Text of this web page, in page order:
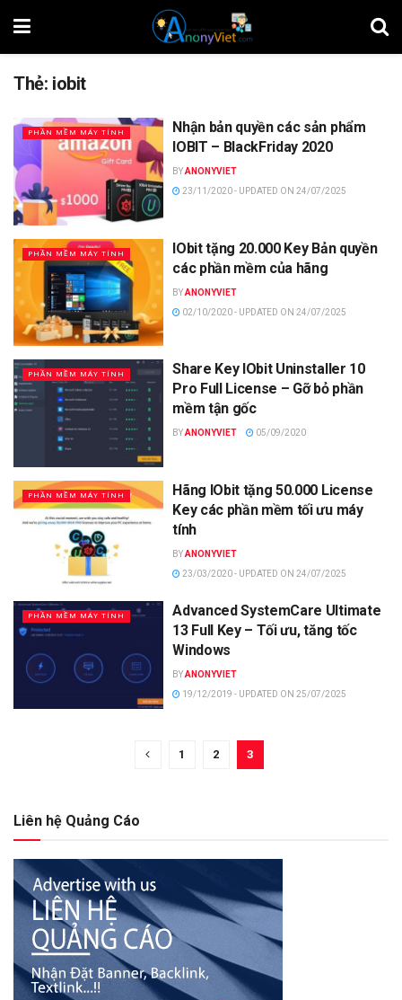
Thẻ: iobit
PHẦN MỀM MÁY TÍNH
Nhận bản quyền các sản phẩm
IOBIT – BlackFriday 2020
BYANONYVIET
23/11/2020 - UPDATED ON 24/07/2025
PHẦN MỀM MÁY TÍNH
IObit tặng 20.000 Key Bản quyền
các phần mềm của hãng
BYANONYVIET
02/10/2020 - UPDATED ON 24/07/2025
PHẦN MỀM MÁY TÍNH
Share Key IObit Uninstaller 10
Pro Full License – Gỡ bỏ phần
mềm tận gốc
BYANONYVIET 05/09/2020
PHẦN MỀM MÁY TÍNH
Hãng IObit tặng 50.000 License
Key các phần mềm tối ưu máy
tính
BYANONYVIET
23/03/2020 - UPDATED ON 24/07/2025
PHẦN MỀM MÁY TÍNH
Advanced SystemCare Ultimate
13 Full Key – Tối ưu, tăng tốc
Windows
BYANONYVIET
19/12/2019 - UPDATED ON 25/07/2025
1 2 3
Liên hệ Quảng Cáo